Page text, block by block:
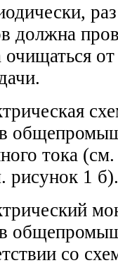
должна
очищаться
тока
рисунок 1 б).
со